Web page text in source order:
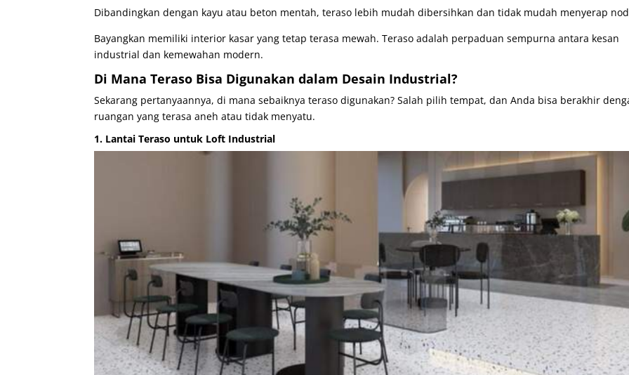
Dibandingkan dengan kayu atau beton mentah, teraso lebih mudah dibersihkan dan tidak mudah menyerap
Bayangkan memiliki interior kasar yang tetap terasa mewah. Teraso adalah perpaduan sempurna antara kesan
industrial dan kemewahan modern.
Di Mana Teraso Bisa Digunakan dalam Desain Industrial?
Sekarang pertanyaannya, di mana sebaiknya teraso digunakan? Salah pilih tempat, dan Anda bisa berakhir
ruangan yang terasa aneh atau tidak menyatu.
1. Lantai Teraso untuk Loft Industrial